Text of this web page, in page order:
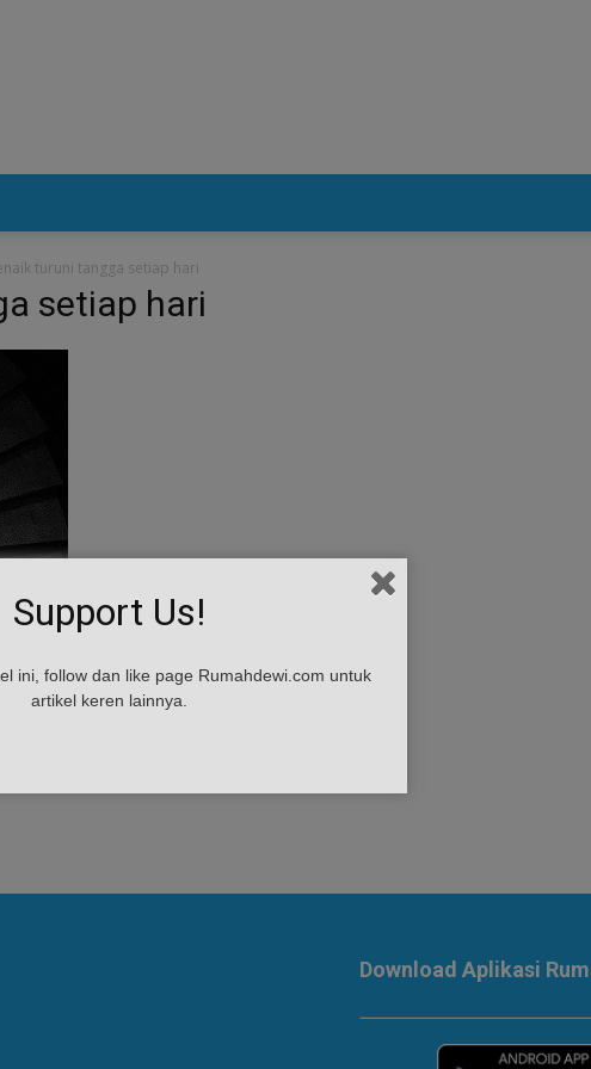
turuni tangga setiap hari
setiap hari
Download Aplikasi
Support Us!
ini, follow dan like page Rumahdewi.com untuk
artikel keren lainnya.